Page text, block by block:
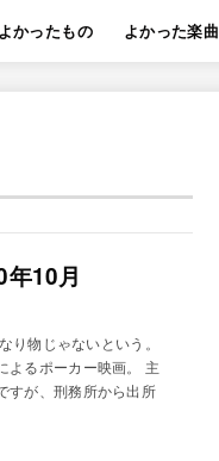
かったもの よかった楽曲
10月
り物じゃないという。
よるポーカー映画。 主
すが、刑務所から出所